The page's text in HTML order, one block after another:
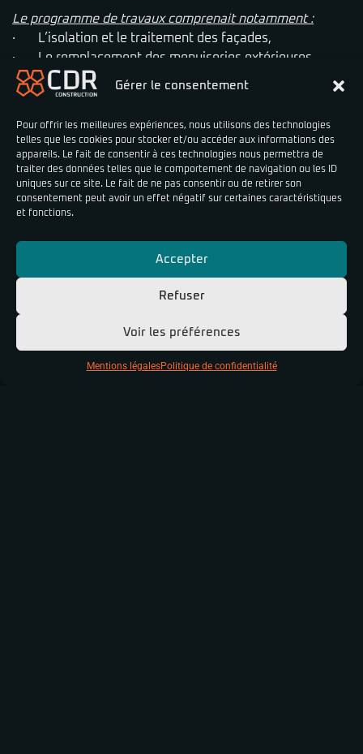
Gérer le consentement
Pour offrir les meilleures expériences, nous utilisons des technologies
telles que les cookies pour stocker et/ou accéder aux informations des
appareils. Le fait de consentir à ces technologies nous permettra de
traiter des données telles que le comportement de navigation ou les ID
uniques sur ce site. Le fait de ne pas consentir ou de retirer son
consentement peut avoir un effet négatif sur certaines caractéristiques
et fonctions.
Accepter
Refuser
Voir les préférences
Mentions légalesPolitique de confidentialité
Le programme de travaux comprenait notamment :
· L’isolation et le traitement des façades,
· Le remplacement des menuiseries extérieures,
· La réfection des toitures terrasses,
· L’amélioration du système de ventilation,
et d’un réseau de chaleur,
· La construction de deux nouvelles salles de classe,
· L’amélioration acoustique du self,
· La construction d’une centrale photovoltaïque,
· La sensibilisation des parties prenantes.
Les opérations préalables à la réception (OPR) se
poursuivent actuellement et la livraison sera finalisée
pour le 15 avril 2022.
Merci à tous les collaborateurs ayant permis de mener à
bien ce beau projet !